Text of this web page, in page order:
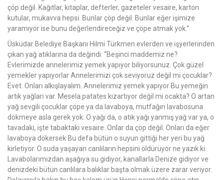
çöp değil. Kağıtlar, kitaplar, defterler, gazeteler vesaire, karton
kutular, mukavva hepsi. Bunlar çöp değil. Bunlar eğer işimize
yaramıyor ise bunu değerlendireceğiz ve çöpe atmak yok.’’
Üsküdar Belediye Başkanı Hilmi Türkmen evlerden ve işyerlerinden
çıkan yağ atıklarına da değindi: ‘’Beşinci maddemiz ne?
Evlerimizde annelerimiz yemek yapıyor biliyorsunuz. Çok güzel
yemekler yapıyorlar Annelerimizi çok seviyoruz değil mi çocuklar?
Evet. Onları alkışlayalım. Annelerimiz yemek yapıyor Bu yemeğin
artık yağları var. Mesela patates kızartıyor değil mi ocakta? O artan
yağ sevgili çocuklar çöpe ya da lavaboya, mutfağın lavabosuna
dökmeye asla gerek yok. O yağı da, o atık yağı yanmış yağ var ya, o
tavadaki, işte tabaktaki vesaire. Onlar da çöp değil. Onları da eğer
lavaboya dökersek Bu defa bütün o suyun gittiği her yeri bu yağ
kirletiyor. O suda yaşayan canlıların hepsini öldürüyor ne yazık ki.
Lavabolarımızdan aşağıya su gidiyor, kanallarla Denize gidiyor ve
denizdeki bütün canlılara balıklar başta olmak üzere zarar veriyor.